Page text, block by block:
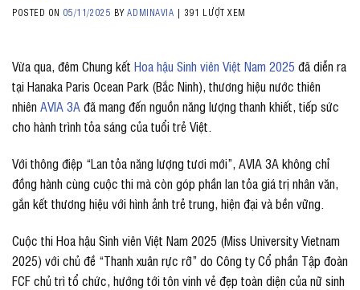
POSTED ON 05/11/2025 BYADMINAVIA | 391 LƯỢT XEM
Vừa qua, đêm Chung kết Hoa hậu Sinh viên Việt Nam 2025 đã diễn ra
tại Hanaka Paris Ocean Park (Bắc Ninh), thương hiệu nước thiên
nhiên AVIA 3Ađã mang đến nguồn năng lượng thanh khiết, tiếp sức
cho hành trình tỏa sáng của tuổi trẻ Việt.
Với thông điệp “Lan tỏa năng lượng tươi mới”, AVIA 3A không chỉ
đồng hành cùng cuộc thi mà còn góp phần lan tỏa giá trị nhân văn,
gắn kết thương hiệu với hình ảnh trẻ trung, hiện đại và bền vững.
Cuộc thi Hoa hậu Sinh viên Việt Nam 2025 (Miss University Vietnam
2025) với chủ đề “Thanh xuân rực rỡ” do Công ty Cổ phần Tập đoàn
FCF chủ trì tổ chức, hướng tới tôn vinh vẻ đẹp toàn diện của nữ sinh